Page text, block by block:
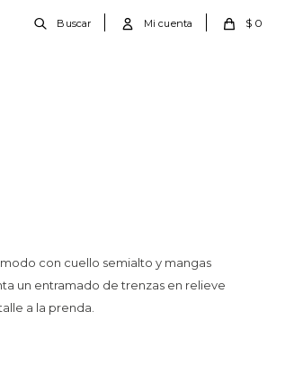
$ 0
con cuello semialto y mangas
un entramado de trenzas en relieve
a la prenda.